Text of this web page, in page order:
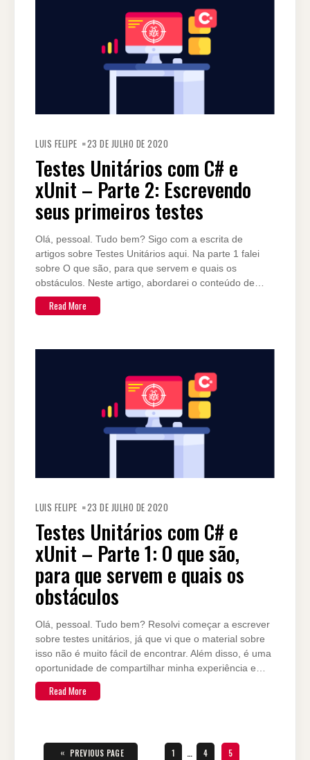
LUIS FELIPE 23 DE JULHO DE 2020
Testes Unitários com C# e
xUnit – Parte 2: Escrevendo
seus primeiros testes
Olá, pessoal. Tudo bem? Sigo com a escrita de
artigos sobre Testes Unitários aqui. Na parte 1 falei
sobre O que são, para que servem e quais os
obstáculos. Neste artigo, abordarei o conteúdo de…
Read More
LUIS FELIPE 23 DE JULHO DE 2020
Testes Unitários com C# e
xUnit – Parte 1: O que são,
para que servem e quais os
obstáculos
Olá, pessoal. Tudo bem? Resolvi começar a escrever
sobre testes unitários, já que vi que o material sobre
isso não é muito fácil de encontrar. Além disso, é uma
oportunidade de compartilhar minha experiência e…
Read More
Paginação
« PREVIOUS PAGE PAGE
1 … PAGE
4 PAGE
5